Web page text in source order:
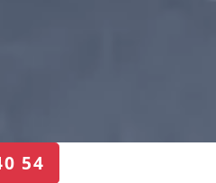
54